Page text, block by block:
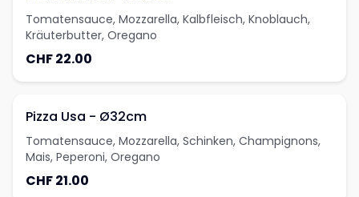
Tomatensauce, Mozzarella, Kalbfleisch, Knoblauch,
Kräuterbutter, Oregano
CHF 22.00
Pizza Usa - Ø32cm
Tomatensauce, Mozzarella, Schinken, Champignons,
Mais, Peperoni, Oregano
CHF 21.00